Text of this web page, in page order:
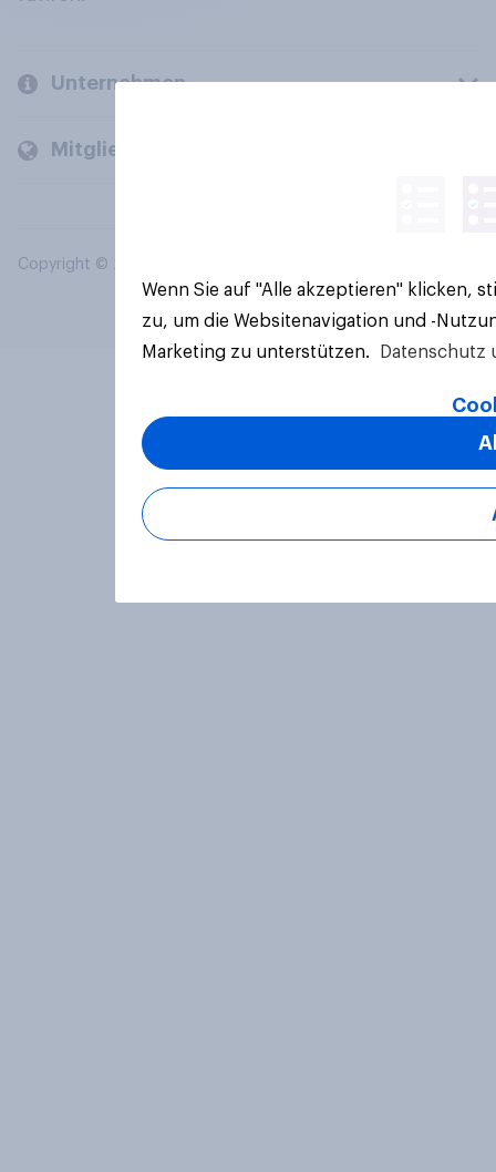
Unternehmen
Mitglieder und Kunden
Copyright © 2026 YouGov PLC. Alle Rechte vorbehalten.
Wenn Sie auf "Alle akzeptieren" klicken,
zu, um die Websitenavigation und -
Marketing zu unterstützen.
Datenschutz